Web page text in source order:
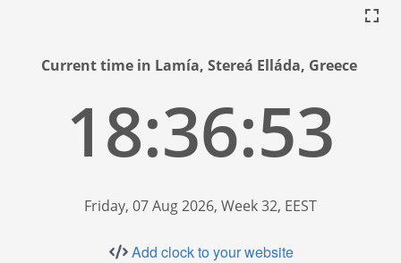
Current time in Lamía, Stereá Elláda, Greece
18:36:54
Friday, 07 Aug 2026, Week 32, EEST
Add clock to your website